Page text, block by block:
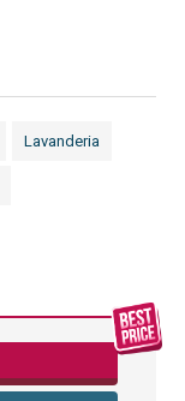
Lavanderia